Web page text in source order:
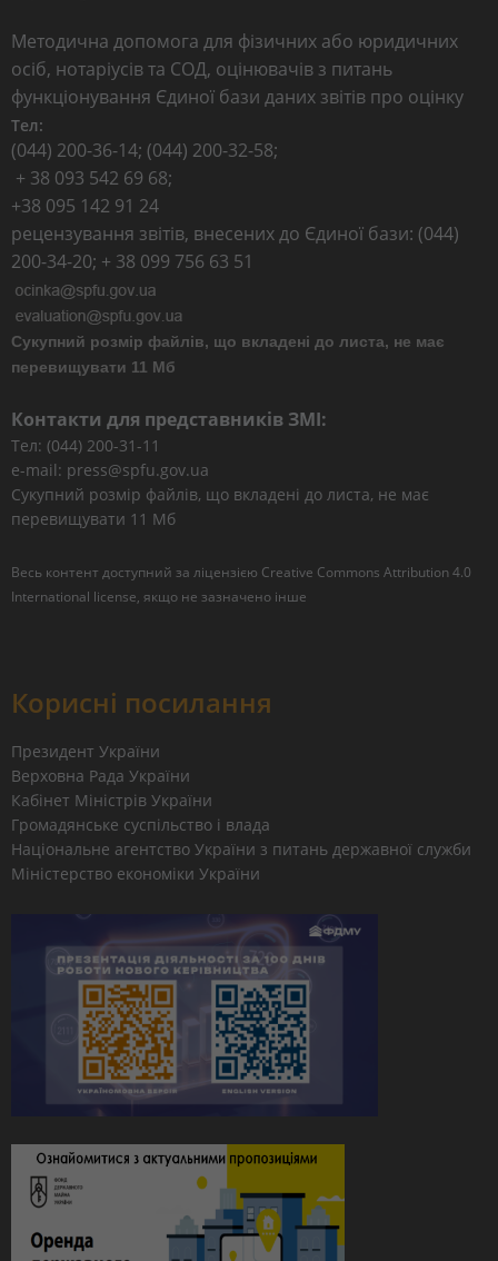
Методична допомога для фізичних або юридичних
осіб, нотаріусів та СОД, оцінювачів з питань
функціонування Єдиної бази даних звітів про оцінку
Тел:
(044) 200-36-14; (044) 200-32-58;
+ 38 093 542 69 68;
+38 095 142 91 24
рецензування звітів, внесених до Єдиної бази: (044)
200-34-20; + 38 099 756 63 51
Сукупний розмір файлів, що вкладені до листа, не має
перевищувати 11 Мб
Контакти для представників ЗМІ:
Тел: (044) 200-31-11
e-mail: press@spfu.gov.ua
Сукупний розмір файлів, що вкладені до листа, не має
перевищувати 11 Мб
Весь контент доступний за ліцензією Creative Commons Attribution 4.0
International license, якщо не зазначено інше
Корисні посилання
Президент України
Верховна Рада України
Кабінет Міністрів України
Громадянське суспільство і влада
Національне агентство України з питань державної служби
Міністерство економіки України